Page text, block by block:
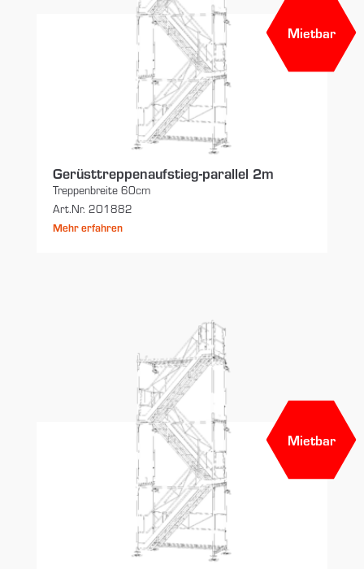
Mietbar
Gerüsttreppenaufstieg-parallel 2m
Treppenbreite 60cm
Art.Nr. 201882
Mehr erfahren
Mietbar